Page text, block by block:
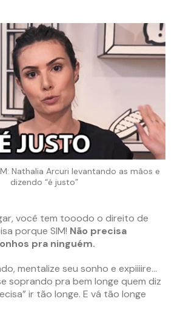
Nathalia Arcuri levantando as mãos e
dizendo “é justo”
você tem tooodo o direito de
porque SIM! Não precisa
pra ninguém.
mentalize seu sonho e expiiiire…
soprando pra bem longe quem diz
ir tão longe. E vá tão longe